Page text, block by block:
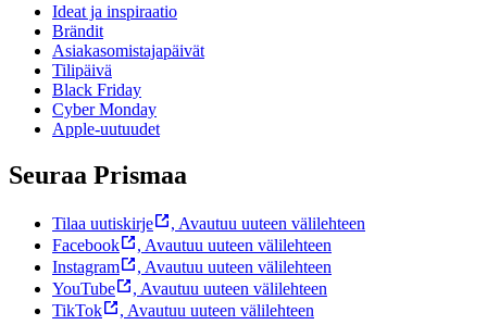
Ideat ja inspiraatio
Brändit
Asiakasomistajapäivät
Tilipäivä
Black Friday
Cyber Monday
Apple-uutuudet
Seuraa Prismaa
Tilaa uutiskirje , Avautuu uuteen välilehteen
Facebook
, Avautuu uuteen välilehteen
Instagram
, Avautuu uuteen välilehteen
YouTube
, Avautuu uuteen välilehteen
TikTok
, Avautuu uuteen välilehteen